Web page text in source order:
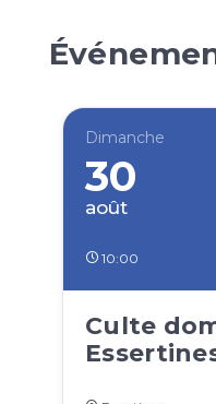
Dimanche
30
août
10:00
Culte